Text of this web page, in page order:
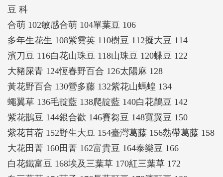
豆 科
合萌 102敏感合萌 104單葉豆 106
多年生花生 108紫雲英 110樹豆 112擬大豆 114
濱刀豆 116白花山珠豆 118山珠豆 120蝶豆 122
大豬屎青 124恆春野百合 126太陽麻 128
黃花野百合 130營多藤 132紫花山螞蝗 134
蠅翼草 136毛靛藍 138爬靛藍 140白花鵲豆 142
紫花鵲豆 144銀合歡 146賽芻豆 148寬翼豆 150
紫花苜蓿 152野生大豆 154臺灣葛藤 156熱帶葛藤 158
大花田菁 160田菁 162富貴豆 164泰樂豆 166
白花鐵富豆 168埃及三葉草 170紅三葉草 172